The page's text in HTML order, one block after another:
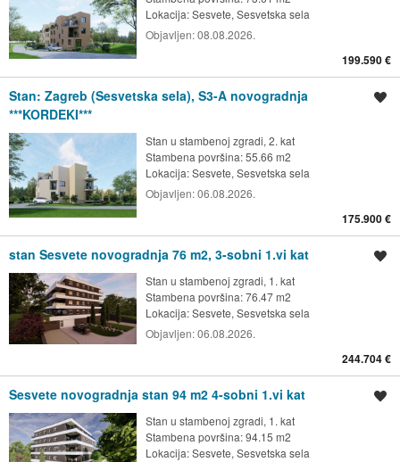
Lokacija:Sesvete, Sesvetska sela
Objavljen:08.08.2026.
199.590 €
Stan: Zagreb (Sesvetska sela), S3-A novogradnja
***KORDEKI***
Stan u stambenoj zgradi, 2. kat
Stambena površina: 55.66 m2
Lokacija:Sesvete, Sesvetska sela
Objavljen:06.08.2026.
175.900 €
stan Sesvete novogradnja 76 m2, 3-sobni 1.vi kat
Stan u stambenoj zgradi, 1. kat
Stambena površina: 76.47 m2
Lokacija:Sesvete, Sesvetska sela
Objavljen:06.08.2026.
244.704 €
Sesvete novogradnja stan 94 m2 4-sobni 1.vi kat
Stan u stambenoj zgradi, 1. kat
Stambena površina: 94.15 m2
Lokacija:Sesvete, Sesvetska sela